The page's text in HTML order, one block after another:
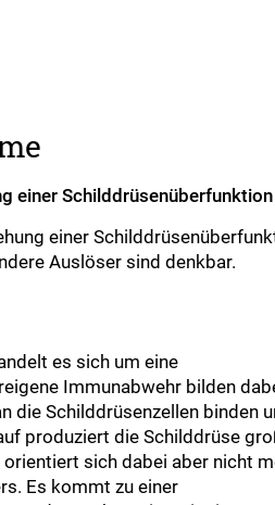
einer Schilddrüsenüberfunktion
einer
Auslöser sind denkbar.
es sich um eine
Immunabwehr bilden
die Schilddrüsenzellen binden
produziert die Schilddrüse
sich dabei aber nicht
Es kommt zu einer